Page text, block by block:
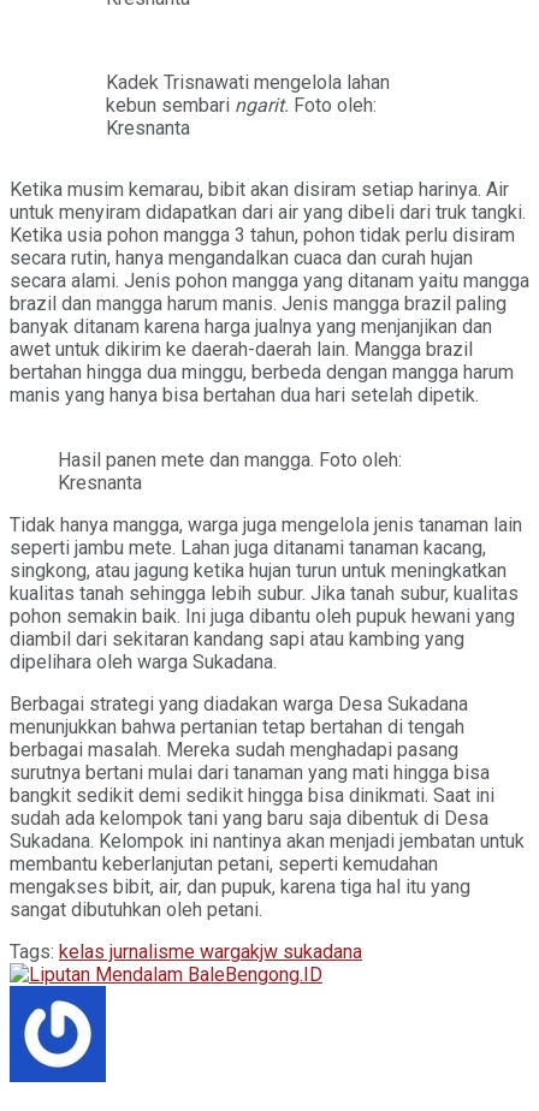
Kadek Trisnawati mengelola lahan
kebun sembari ngarit. Foto oleh:
Kresnanta
Ketika musim kemarau, bibit akan disiram setiap harinya. Air
untuk menyiram didapatkan dari air yang dibeli dari truk tangki.
Ketika usia pohon mangga 3 tahun, pohon tidak perlu disiram
secara rutin, hanya mengandalkan cuaca dan curah hujan
secara alami. Jenis pohon mangga yang ditanam yaitu mangga
brazil dan mangga harum manis. Jenis mangga brazil paling
banyak ditanam karena harga jualnya yang menjanjikan dan
awet untuk dikirim ke daerah-daerah lain. Mangga brazil
bertahan hingga dua minggu, berbeda dengan mangga harum
manis yang hanya bisa bertahan dua hari setelah dipetik.
Hasil panen mete dan mangga. Foto oleh:
Kresnanta
Tidak hanya mangga, warga juga mengelola jenis tanaman lain
seperti jambu mete. Lahan juga ditanami tanaman kacang,
singkong, atau jagung ketika hujan turun untuk meningkatkan
kualitas tanah sehingga lebih subur. Jika tanah subur, kualitas
pohon semakin baik. Ini juga dibantu oleh pupuk hewani yang
diambil dari sekitaran kandang sapi atau kambing yang
dipelihara oleh warga Sukadana.
Berbagai strategi yang diadakan warga Desa Sukadana
menunjukkan bahwa pertanian tetap bertahan di tengah
berbagai masalah. Mereka sudah menghadapi pasang
surutnya bertani mulai dari tanaman yang mati hingga bisa
bangkit sedikit demi sedikit hingga bisa dinikmati. Saat ini
sudah ada kelompok tani yang baru saja dibentuk di Desa
Sukadana. Kelompok ini nantinya akan menjadi jembatan untuk
membantu keberlanjutan petani, seperti kemudahan
mengakses bibit, air, dan pupuk, karena tiga hal itu yang
sangat dibutuhkan oleh petani.
Tags: kelas jurnalisme wargakjw sukadana